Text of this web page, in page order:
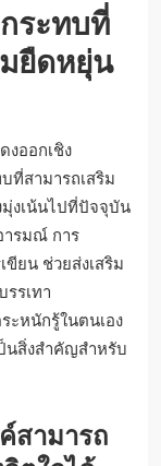
ระทบที่
ยืดหยุ่น
งออกเชิง
ที่สามารถเสริม
งเน้นไปที่ปัจจุบัน
ารมณ์ การ
ขียน ช่วยส่งเสริม
รเทา
ะหนักรู้ในตนเอง
นสิ่งสำคัญสำหรับ
สามารถ